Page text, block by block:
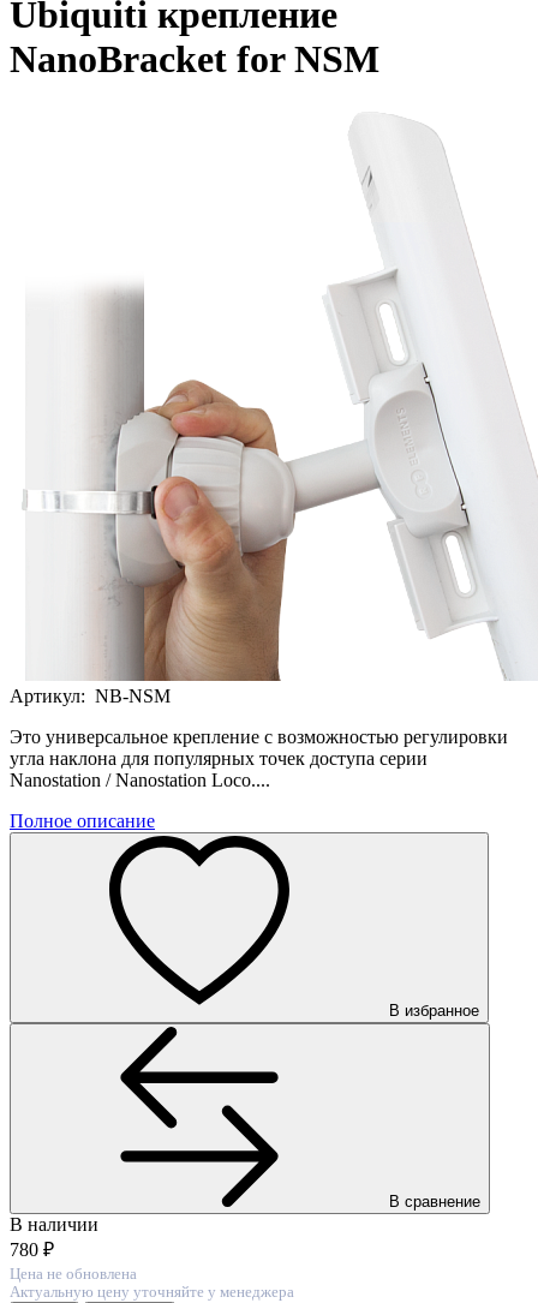
Ubiquiti крепление
NanoBracket for NSM
Артикул: NB-NSM
Это универсальное крепление с возможностью регулировки
угла наклона для популярных точек доступа серии
Nanostation / Nanostation Loco....
Полное описание
В избранное
В сравнение
В наличии
780 ₽
Цена не обновлена
Актуальную цену уточняйте у менеджера